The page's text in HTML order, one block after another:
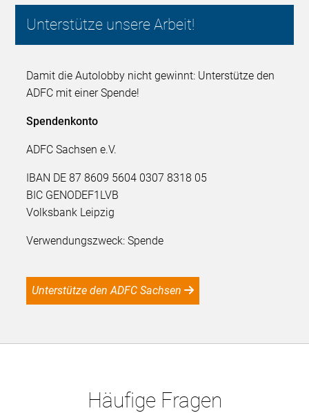
Unterstütze unsere Arbeit!
Damit die Autolobby nicht gewinnt: Unterstütze den
ADFC mit einer Spende!
Spendenkonto
ADFC Sachsen e.V.
IBAN DE 87 8609 5604 0307 8318 05
BIC GENODEF1LVB
Volksbank Leipzig
Verwendungszweck: Spende
Unterstütze den ADFC Sachsen
Häufige Fragen